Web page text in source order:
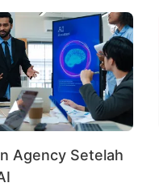
Agency Setelah